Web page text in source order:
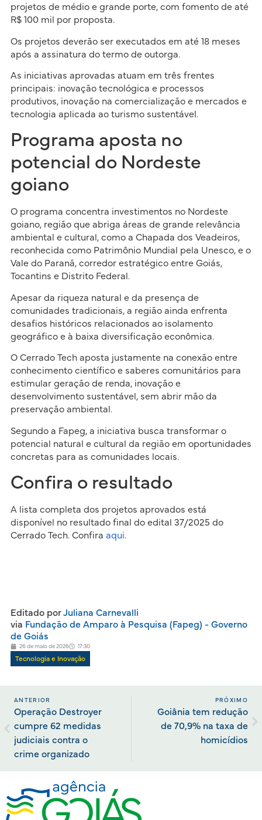
projetos de médio e grande porte, com fomento de até
R$ 100 mil por proposta.
Os projetos deverão ser executados em até 18 meses
após a assinatura do termo de outorga.
As iniciativas aprovadas atuam em três frentes
principais: inovação tecnológica e processos
produtivos, inovação na comercialização e mercados e
tecnologia aplicada ao turismo sustentável.
Programa aposta no
potencial do Nordeste
goiano
O programa concentra investimentos no Nordeste
goiano, região que abriga áreas de grande relevância
ambiental e cultural, como a Chapada dos Veadeiros,
reconhecida como Patrimônio Mundial pela Unesco, e o
Vale do Paranã, corredor estratégico entre Goiás,
Tocantins e Distrito Federal.
Apesar da riqueza natural e da presença de
comunidades tradicionais, a região ainda enfrenta
desafios históricos relacionados ao isolamento
geográfico e à baixa diversificação econômica.
O Cerrado Tech aposta justamente na conexão entre
conhecimento científico e saberes comunitários para
estimular geração de renda, inovação e
desenvolvimento sustentável, sem abrir mão da
preservação ambiental.
Segundo a Fapeg, a iniciativa busca transformar o
potencial natural e cultural da região em oportunidades
concretas para as comunidades locais.
Confira o resultado
A lista completa dos projetos aprovados está
disponível no resultado final do edital 37/2025 do
Cerrado Tech. Confira aqui.
Editado porJuliana Carnevalli
via Fundação de Amparo à Pesquisa (Fapeg) - Governo
de Goiás
26 de maio de 2026 17:30
Tecnologia e Inovação
ANTERIOR
Operação Destroyer
cumpre 62 medidas
judiciais contra o
crime organizado
PRÓXIMO
Goiânia tem redução
de 70,9% na taxa de
homicídios